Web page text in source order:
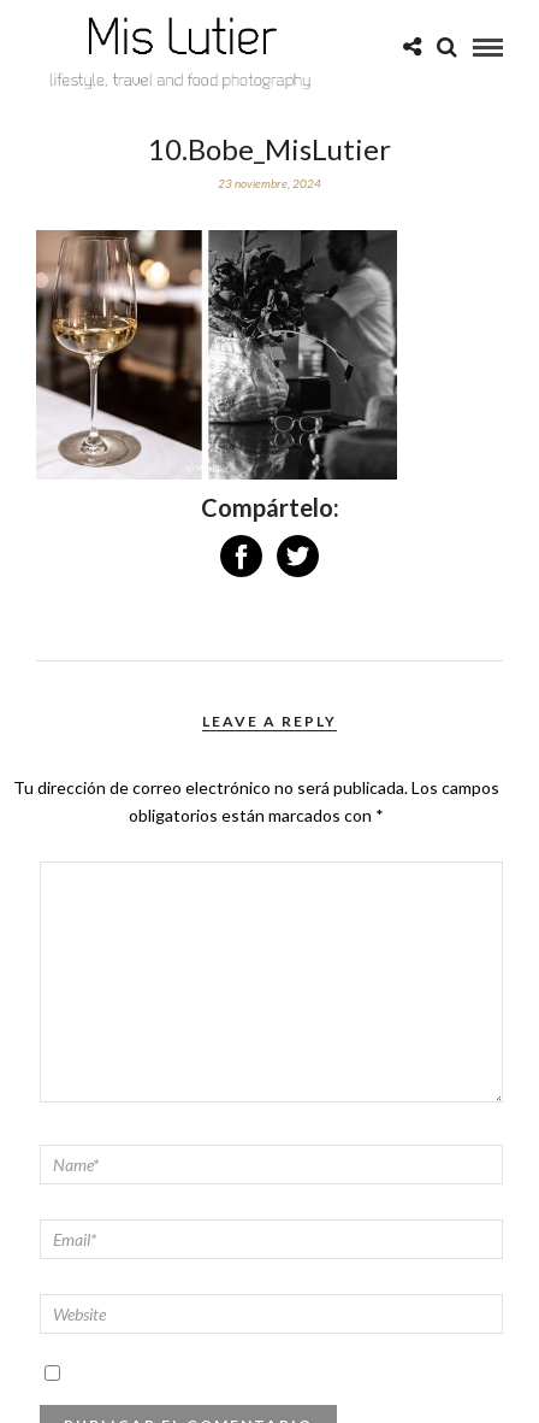
10.Bobe_MisLutier
23 noviembre, 2024
Compártelo:
LEAVE A REPLY
Tu dirección de correo electrónico no será publicada.Los campos
obligatorios están marcados con *